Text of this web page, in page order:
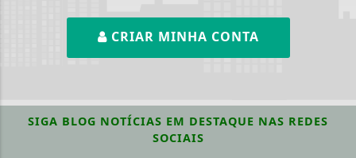
CRIAR MINHA CONTA
SIGA BLOG NOTÍCIAS EM DESTAQUE NAS REDES
SOCIAIS